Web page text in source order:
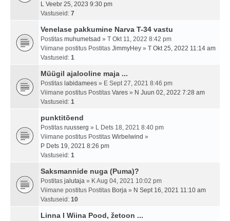
L Veebr 25, 2023 9:30 pm
Vastuseid: 7
Venelase pakkumine Narva T-34 vastu
Postitas muhumetsad » T Okt 11, 2022 8:42 pm
Viimane postitus Postitas JimmyHey » T Okt 25, 2022 11:14 am
Vastuseid: 1
Müügil ajalooline maja ...
Postitas labidamees » E Sept 27, 2021 8:46 pm
Viimane postitus Postitas Vares » N Juun 02, 2022 7:28 am
Vastuseid: 1
punktitõend
Postitas ruusserg » L Dets 18, 2021 8:40 pm
Viimane postitus Postitas Wirbelwind »
P Dets 19, 2021 8:26 pm
Vastuseid: 1
Saksmannide nuga (Puma)?
Postitas jalutaja » K Aug 04, 2021 10:02 pm
Viimane postitus Postitas Borja » N Sept 16, 2021 11:10 am
Vastuseid: 10
Linna I Wiina Pood, žetoon ...